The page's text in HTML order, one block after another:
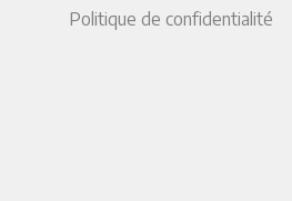
Politique de confidentialité